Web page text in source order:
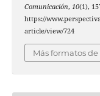
Comunicación, 10(1),
https://
article/view/724
Más formatos de